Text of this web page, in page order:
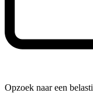
Opzoek naar een